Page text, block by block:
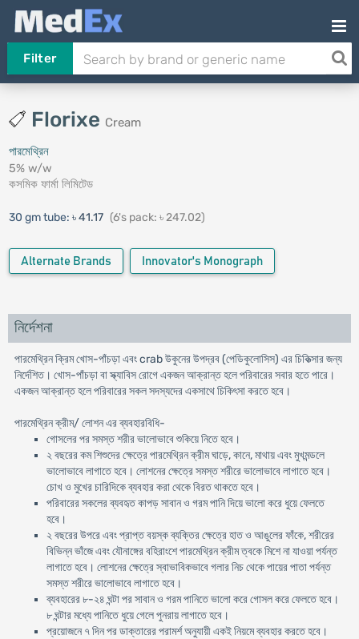
Filter
Florixe Cream
পারমেথ্রিন
5% w/w
কসমিক ফার্মা লিমিটেড
30 gm tube: ৳ 41.17 (6's pack: ৳ 247.02)
Alternate Brands Innovator's Monograph
নির্দেশনা
পারমেথ্রিন ক্রিম খোস-পাঁচড়া এবং crab উকুনের উপদ্রব (পেডিকুলোসিস) এর চিকিত্সার জন্য
নির্দেশিত। খোস-পাঁচড়া বা স্ক্যাবিস রোগে একজন আক্রান্ত হলে পরিবারের সবার হতে পারে।
একজন আক্রান্ত হলে পরিবারের সকল সদস্যদের একসাথে চিকিৎসা করতে হবে।
পারমেথ্রিন ক্রীম/ লোশন এর ব্যবহারবিধি-
গোসলের পর সমস্ত শরীর ভালোভাবে শুকিয়ে নিতে হবে।
২ বছরের কম শিশুদের ক্ষেত্রে পারমেথ্রিন ক্রীম ঘাড়ে, কানে, মাথায় এবং মুখমন্ডলে
ভালোভাবে লাগাতে হবে। লোশনের ক্ষেত্রে সমস্ত শরীরে ভালোভাবে লাগাতে হবে।
চোখ ও মুখের চারিদিকে ব্যবহার করা থেকে বিরত থাকতে হবে।
পরিবারের সকলের ব্যবহৃত কাপড় সাবান ও গরম পানি দিয়ে ভালো করে ধুয়ে ফেলতে
হবে।
২ বছরের উপরে এবং প্রাপ্ত বয়স্ক ব্যক্তির ক্ষেত্রে হাত ও আঙুলের ফাঁকে, শরীরের
বিভিন্ন ভাঁজে এবং যৌনাঙ্গের বহিরাংশে পারমেথ্রিন ক্রীম ত্বকে মিশে না যাওয়া পর্যন্ত
লাগাতে হবে। লোশনের ক্ষেত্রে স্বাভাবিকভাবে গলার নিচ থেকে পায়ের পাতা পর্যন্ত
সমস্ত শরীরে ভালোভাবে লাগাতে হবে।
ব্যবহারের ৮-২৪ ঘন্টা পর সাবান ও গরম পানিতে ভালো করে গোসল করে ফেলতে হবে।
৮ ঘন্টার মধ্যে পানিতে ধুয়ে গেলে পুনরায় লাগাতে হবে।
প্রয়োজনে ৭ দিন পর ডাক্তারের পরামর্শ অনুযায়ী একই নিয়মে ব্যবহার করতে হবে।